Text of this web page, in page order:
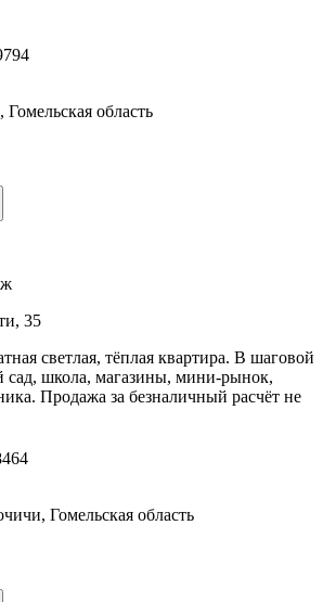
область
35
светлая, тёплая квартира. В шаговой
сад, школа, магазины, мини-рынок,
Продажа за безналичный расчёт не
Гомельская область